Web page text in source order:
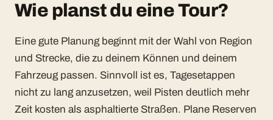
Wie planst du eine Tour?
Eine gute Planung beginnt mit der Wahl von Region
und Strecke, die zu deinem Können und deinem
Fahrzeug passen. Sinnvoll ist es, Tagesetappen
nicht zu lang anzusetzen, weil Pisten deutlich mehr
Zeit kosten als asphaltierte Straßen. Plane Reserven